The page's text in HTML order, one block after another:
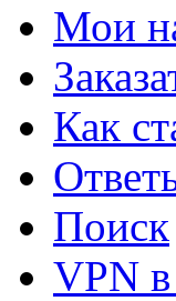
Мои
Как
Поиск
VPN